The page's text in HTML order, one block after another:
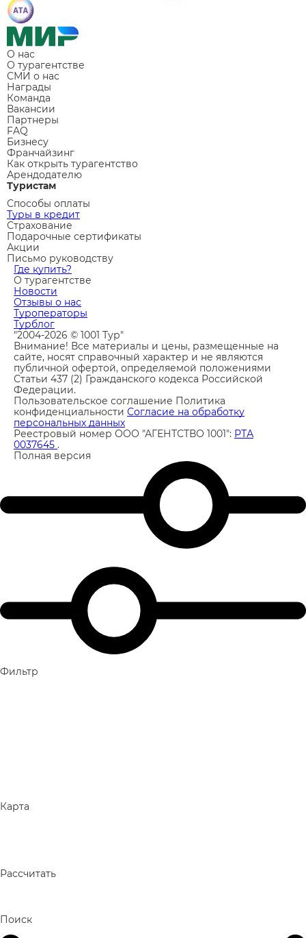
О нас
О турагентстве
СМИ о нас
Награды
Команда
Вакансии
Партнеры
FAQ
Бизнесу
Франчайзинг
Как открыть турагентство
Арендодателю
Туристам
Способы оплаты
Туры в кредит
Страхование
Подарочные сертификаты
Акции
Письмо руководству
Где купить?
О турагентстве
Новости
Отзывы о нас
Туроператоры
Турблог
"2004-2026 © 1001 Тур"
Внимание! Все материалы и цены, размещенные на
сайте, носят справочный характер и не являются
публичной офертой, определяемой положениями
Статьи 437 (2) Гражданского кодекса Российской
Федерации.
Пользовательское соглашение Политика
конфиденциальности Согласие на обработку
персональных данных
Реестровый номер ООО "АГЕНТСТВО 1001": РТА
0037645 .
Полная версия
Фильтр
Карта
Рассчитать
Поиск